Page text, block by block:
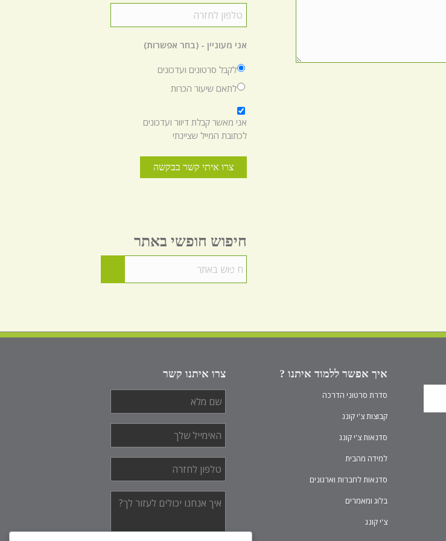
לחזרה
*
אני מעוניין - (בחר אפשרות)
לקבל סרטונים ועדכונים
לתאם שיעור הכרות
*
אני מאשר קבלת דיוור ועדכונים
לכתובת המייל שציינתי
חיפוש חופשי באתר
איך אפשר ללמוד איתנו ?
סדרת סרטוני הדרכה
קבוצות צ'י קונג
סדנאות צ'י קונג
למידה מהבית
סדנאות לחברות וארגונים
בלוג ומאמרים
צ'י קונג
צרו איתנו קשר
מלא *
שלך *
לחזרה
*
אנחנו
לעזור